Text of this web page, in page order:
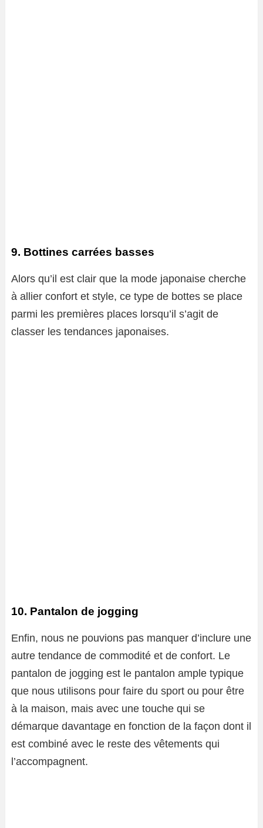
9. Bottines carrées basses
Alors qu’il est clair que la mode japonaise cherche
à allier confort et style, ce type de bottes se place
parmi les premières places lorsqu’il s’agit de
classer les tendances japonaises.
10. Pantalon de jogging
Enfin, nous ne pouvions pas manquer d’inclure une
autre tendance de commodité et de confort. Le
pantalon de jogging est le pantalon ample typique
que nous utilisons pour faire du sport ou pour être
à la maison, mais avec une touche qui se
démarque davantage en fonction de la façon dont il
est combiné avec le reste des vêtements qui
l’accompagnent.